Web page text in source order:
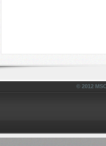
© 2012